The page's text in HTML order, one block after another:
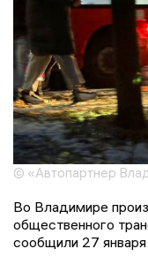
© «Автопартнер
Во Владимире
общественного
сообщили 27